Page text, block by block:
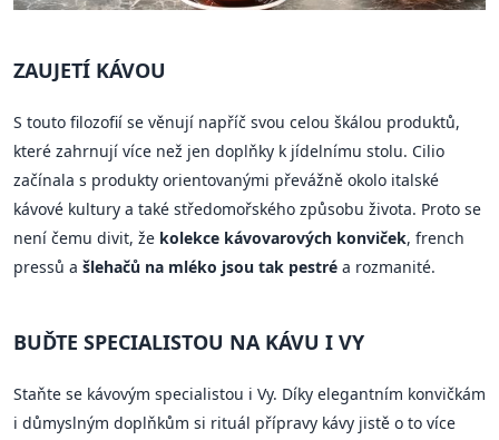
ZAUJETÍ KÁVOU
S touto filozofií se věnují napříč svou celou škálou produktů,
které zahrnují více než jen doplňky k jídelnímu stolu. Cilio
začínala s produkty orientovanými převážně okolo italské
kávové kultury a také středomořského způsobu života. Proto se
není čemu divit, že kolekce kávovarových konviček, french
pressů a šlehačů na mléko jsou tak pestré a rozmanité.
BUĎTE SPECIALISTOU NA KÁVU I VY
Staňte se kávovým specialistou i Vy. Díky elegantním konvičkám
i důmyslným doplňkům si rituál přípravy kávy jistě o to více